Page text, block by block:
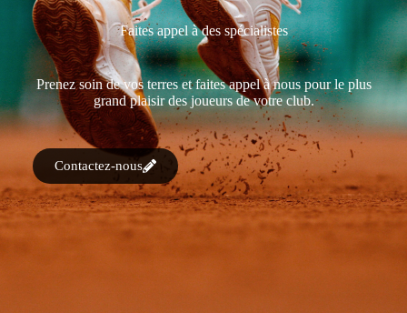
Faites appel à des spécialistes
Prenez soin de vos terres et faites appel à nous pour le plus
grand plaisir des joueurs de votre club.
Contactez-nous